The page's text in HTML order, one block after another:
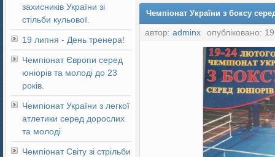
захисників України зі
стільби кульової.
19 липня - День тренера!
Чемпіонат Європи серед
юніорів та молоді до 23
років.
Чемпіонат України з легкої
атлетики серед дорослих
та молоді
Чемпіонат Світу зі стрільби
Чемпіонат України з боксу
автор: adminx опубліковано: